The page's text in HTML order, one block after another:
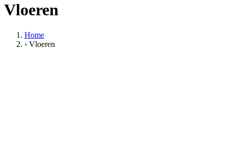
Vloeren
Home
› Vloeren